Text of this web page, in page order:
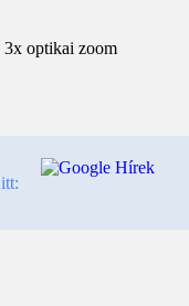
3x optikai zoom